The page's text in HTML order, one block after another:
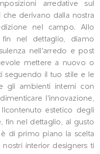
arredative sul
che derivano dalla nostra
nel campo. Allo
nel dettaglio, diamo
nell'arredo e post
mettere a nuovo o
seguendo il tuo stile e le
gli ambienti interni con
l'innovazione,
estetico degli
fin nel dettaglio, al gusto
di primo piano la scelta
interior designers ti